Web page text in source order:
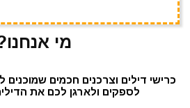
מי
כרישי דילים וצרכנים חכמים
לספקים ולארגן לכם את